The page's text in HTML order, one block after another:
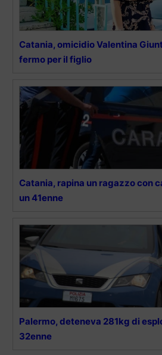
Catania, omicidio Valentina
fermo per il figlio
Catania, rapina un ragazzo con
un 41enne
Palermo, deteneva 281kg di
32enne